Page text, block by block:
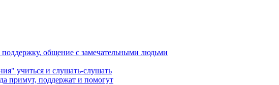
общение с замечательными людьми
учиться и слушать-слушать
примут, поддержат и помогут